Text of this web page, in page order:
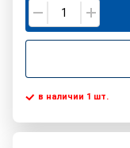
в наличии 1 шт.